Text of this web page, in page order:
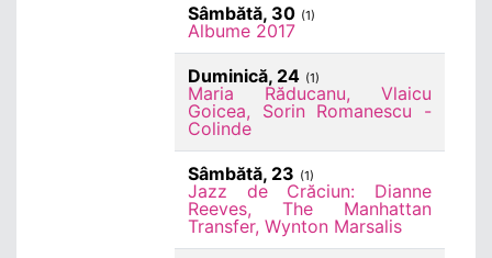
Sâmbătă, 30 (1)
Albume 2017
Duminică, 24 (1)
Maria Răducanu, Vlaicu
Goicea, Sorin Romanescu -
Colinde
Sâmbătă, 23 (1)
Jazz de Crăciun: Dianne
Reeves, The Manhattan
Transfer, Wynton Marsalis